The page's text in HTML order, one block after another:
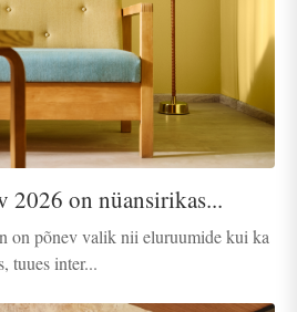
2026 on nüansirikas...
on põnev valik nii eluruumide kui ka
tuues inter...